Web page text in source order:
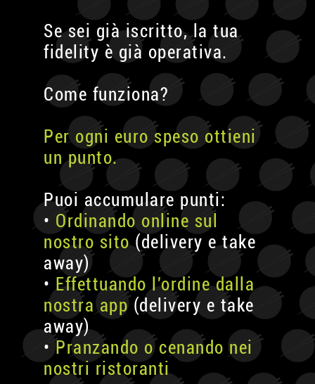
Se sei già iscritto, la tua
fidelity è già operativa.
Come funziona?
Per ogni euro speso ottieni
un punto.
Puoi accumulare punti:
• Ordinando online sul
nostro sito(delivery e take
away)
•Effettuando l'ordine dalla
nostra app(delivery e take
away)
•Pranzando o cenando nei
nostri ristoranti